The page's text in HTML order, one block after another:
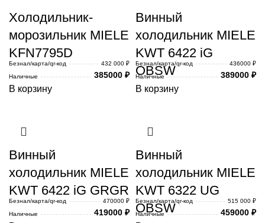
Холодильник-
морозильник MIELE
KFN7795D
Безнал/карта/qr-код
432 000 ₽
Наличные
385000 ₽
В корзину
Винный
холодильник MIELE
KWT 6422 iG
OBSW
Безнал/карта/qr-код
436000 ₽
Наличные
389000 ₽
В корзину
Винный
холодильник MIELE
KWT 6422 iG GRGR
Безнал/карта/qr-код
470000 ₽
Наличные
419000 ₽
Винный
холодильник MIELE
KWT 6322 UG
OBSW
Безнал/карта/qr-код
515 000 ₽
Наличные
459000 ₽